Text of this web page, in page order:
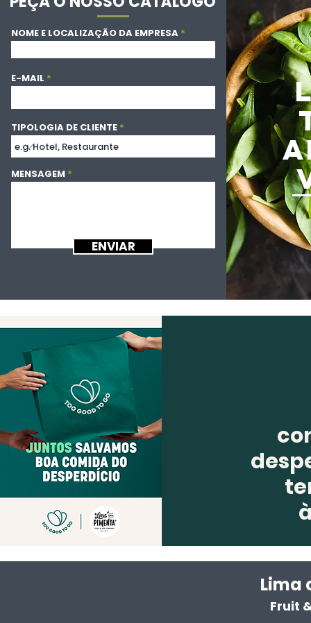
NOME E LOCALIZAÇÃO DA EMPRESA
E-MAIL
TIPOLOGIA DE CLIENTE
MENSAGEM
ENVIAR
Lima
Fruit